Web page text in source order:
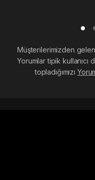
Müşterilerimizden
Yorumlar tipik kullanıcı
topladığımızı